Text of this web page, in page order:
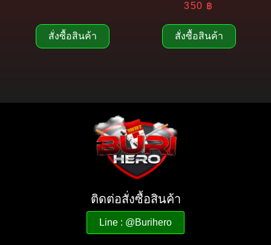
สั่งซื้อสินค้า
350 ฿
สั่งซื้อสินค้า
ติดต่อสั่งซื้อสินค้า
Line : @Burihero